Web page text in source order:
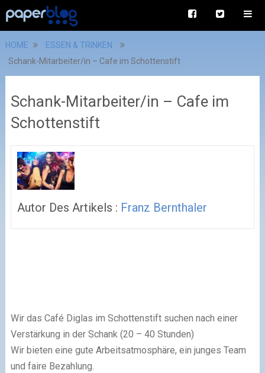
HOME
ESSEN & TRINKEN
Schank-Mitarbeiter/in – Cafe im Schottenstift
Schank-Mitarbeiter/in – Cafe im
Schottenstift
Autor Des Artikels : Franz Bernthaler
Wir das Café Diglas im Schottenstift suchen nach einer
Verstärkung in der Schank (20 – 40 Stunden)
Wir bieten eine gute Arbeitsatmosphäre, ein junges Team
und faire Bezahlung.